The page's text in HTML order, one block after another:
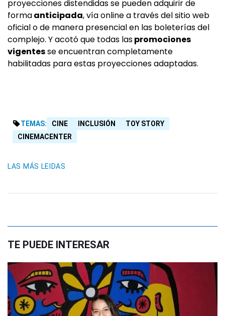
proyecciones distendidas se pueden adquirir de
formaanticipada, vía online a través del sitio web
oficial o de manera presencial en las boleterías del
complejo. Y acotó que todas laspromociones
vigentesse encuentran completamente
habilitadas para estas proyecciones adaptadas.
TEMAS: CINE INCLUSIÓN
TOY STORY
CINEMACENTER
LAS MÁS LEIDAS
TE PUEDE INTERESAR